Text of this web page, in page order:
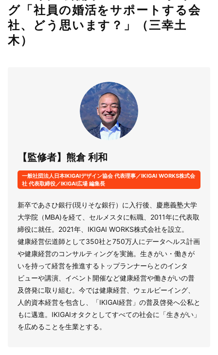
グ「社員の婚活をサポートする会
社、どう思います？」（三幸土
木）
【監修者】熊倉 利和
一般社団法人日本IKIGAIデザイン協会 代表理事／IKIGAI WORKS株式会
社 代表取締役／IKIGAI広場 編集長
新卒であさひ銀行(現りそな銀行）に入行後、慶應義塾大学
大学院（MBA)を経て、セルメスタに転職、2011年に代表取
締役に就任。2021年、IKIGAI WORKS株式会社を設立。
健康経営伝道師として350社と750万人にデータヘルス計画
や健康経営のコンサルティングを実施。生きがい・働きが
いを持って経営を推進するトップランナーらとのインタ
ビューや講演、イベント開催など健康経営や働きがいの普
及啓発に取り組む。今では健康経営、ウェルビーイング、
人的資本経営を包含し、「IKIGAI経営」の普及啓発へ公私と
もに邁進。IKIGAIオタクとしてすべての社会に「生きがい」
を広めることを生業とする。